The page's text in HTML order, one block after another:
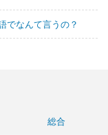
でなんて言うの？
総合